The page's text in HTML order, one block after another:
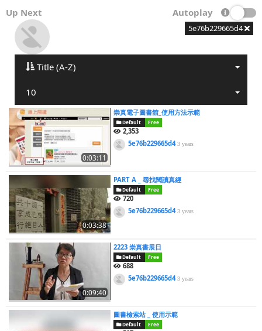
Up Next Autoplay
5e76b229665d4
Title (A-Z)
10
0:03:11
崇真電子圖書館_使用方法示範
Default Free
2,353
5e76b229665d43 years
0:03:38
PART A _ 尋找閱讀真經
Default Free
720
5e76b229665d43 years
0:09:40
2223 崇真書展日
Default Free
688
5e76b229665d43 years
圖書檢索站 _ 使用示範
Default Free